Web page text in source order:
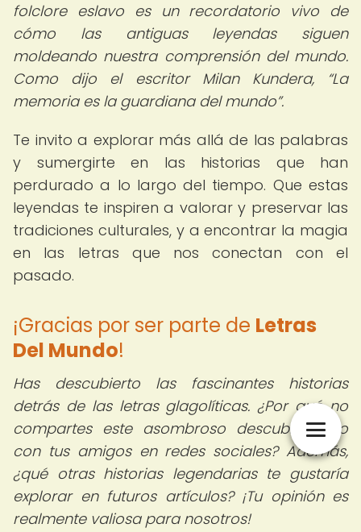
folclore eslavo es un recordatorio vivo de
cómo las antiguas leyendas siguen
moldeando nuestra comprensión del mundo.
Como dijo el escritor Milan Kundera,
La
memoria es la guardiana del mundo .
Te invito a explorar más allá de las palabras
y sumergirte en las historias que han
perdurado a lo largo del tiempo. Que estas
leyendas te inspiren a valorar y preservar las
tradiciones culturales, y a encontrar la magia
en las letras que nos conectan con el
pasado.
¡Gracias por ser parte de Letras
Del Mundo!
Has descubierto las fascinantes historias
detrás de las letras glagolíticas. ¿Por qué no
compartes este asombroso descubrimiento
con tus amigos en redes sociales? Además,
¿qué otras historias legendarias te gustaría
explorar en futuros artículos? ¡Tu opinión es
realmente valiosa para nosotros!